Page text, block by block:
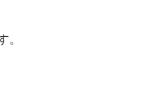
。